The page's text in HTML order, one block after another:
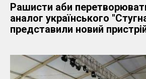
Рашисти аби
аналог українського
представили новий